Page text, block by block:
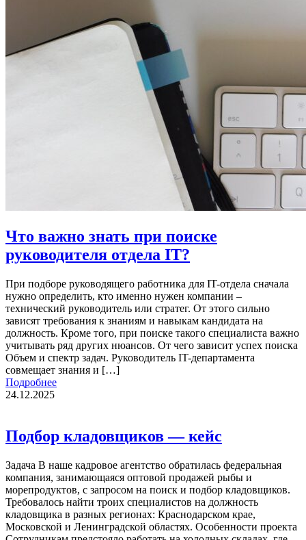
Что важно знать при поиске
руководителя отдела IT?
При подборе руководящего работника для IT-отдела сначала
нужно определить, кто именно нужен компании –
технический руководитель или стратег. От этого сильно
зависят требования к знаниям и навыкам кандидата на
должность. Кроме того, при поиске такого специалиста важно
учитывать ряд других нюансов. От чего зависит успех поиска
Объем и спектр задач. Руководитель IT-департамента
совмещает знания и […]
Подробнее
24.12.2025
Подбор кладовщиков — кейс
Задача В наше кадровое агентство обратилась федеральная
компания, занимающаяся оптовой продажей рыбы и
морепродуктов, с запросом на поиск и подбор кладовщиков.
Требовалось найти троих специалистов на должность
кладовщика в разных регионах: Краснодарском крае,
Московской и Ленинградской областях. Особенности проекта